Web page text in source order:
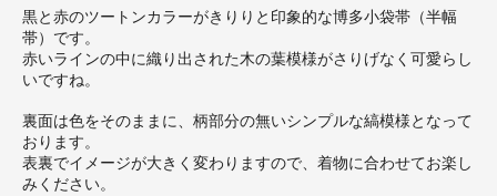
黒と赤のツートンカラーがきりりと印象的な博多小袋帯（半幅
帯）です。
赤いラインの中に織り出された木の葉模様がさりげなく可愛らし
いですね。
裏面は色をそのままに、柄部分の無いシンプルな縞模様となって
おります。
表裏でイメージが大きく変わりますので、着物に合わせてお楽し
みください。